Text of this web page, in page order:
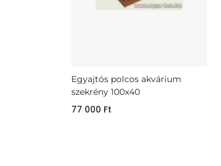
Egyajtós polcos akvárium
szekrény 100x40
77 000 Ft